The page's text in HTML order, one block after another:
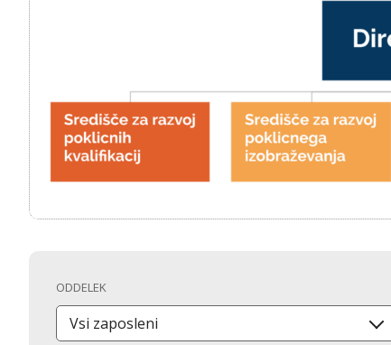
ODDELEK
Vsi zaposleni